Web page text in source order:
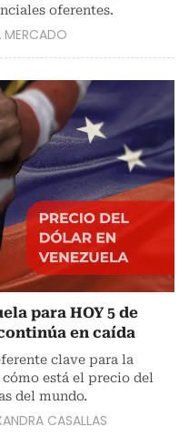
oferentes.
MERCADO
para HOY 5 de
en caída
clave para la
está el precio del
del mundo.
CASALLAS